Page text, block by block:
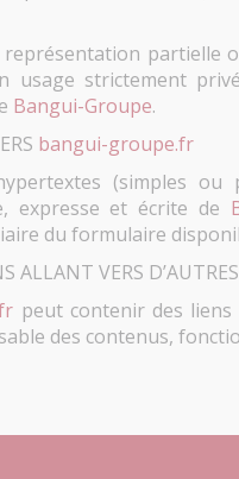
partielle
usage strictement
Bangui-Groupe.
bangui-groupe.fr
(simples
expresse et écrite de
du formulaire
ALLANT VERS
peut contenir des
des contenus,